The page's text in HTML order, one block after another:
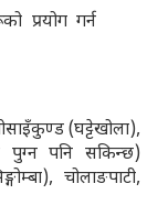
प्रयोग गर्न
(घट्टेखोला),
पुग्न पनि सकिन्छ)
चोलाङपाटी,